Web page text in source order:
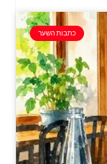
כתבות השער